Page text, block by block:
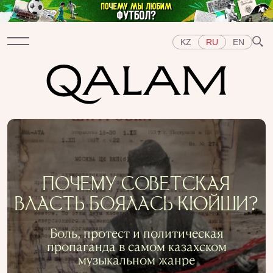
KZ RU EN
Разделы
ИНТЕРВЬЮ
ЛЕКЦИИ ИСТОРИИ
КОРОТКО
ТЕСТЫ
СПЕЦПРОЕКТЫ
Темы
ВОСТОК
ЗАПАД
ЦЕНТРАЛЬНАЯ АЗИЯ
КАЗАХСТАН
ЛЮДИ
ИСКУССТВО
ВКУС ИСТОРИИ
ГОРОДА
РЕПРЕССИИ В СССР
ПРЕДМЕТЫ
ИСТОРИЯ НАУКИ ПРОФЕССИИ
ПОЧЕМУ СОВЕТСКАЯ
ВЛАСТЬ БОЯЛАСЬ КЮЙШИ?
Боль, протест и политическая
пропаганда в самом казахском
музыкальном жанре